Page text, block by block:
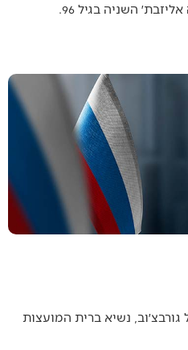
לפני כשבועיים נפטרה המלכה אליזבת׳ השניה בגיל 96.
נשיא ברית המועצות